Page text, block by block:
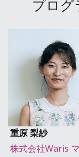
プログ
重原 梨紗
株式会社Waris